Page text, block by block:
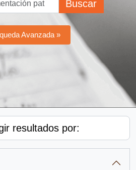
Buscar
Avanzada »
resultados por: